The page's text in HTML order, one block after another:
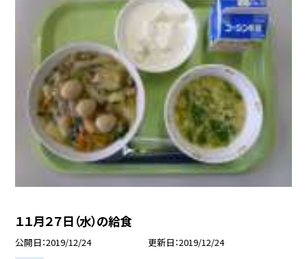
１１月２７日（水）の給食
公開日 2019/12/24 更新日 2019/12/24